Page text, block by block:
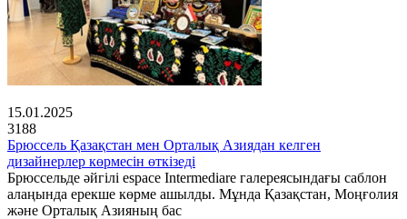
15.01.2025
3188
Брюссель Қазақстан мен Орталық Азиядан келген
дизайнерлер көрмесін өткізеді
Брюссельде әйгілі espace Intermediare галереясындағы саблон
алаңында ерекше көрме ашылды. Мұнда Қазақстан, Моңғолия
және Орталық Азияның бас